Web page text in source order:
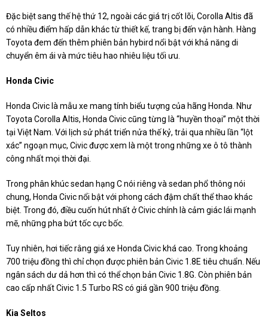
Đặc biệt sang thế hệ thứ 12, ngoài các giá trị cốt lõi, Corolla Altis đã
có nhiều điểm hấp dẫn khác từ thiết kế, trang bị đến vận hành. Hàng
Toyota đem đến thêm phiên bản hybird nổi bật với khả năng di
chuyển êm ái và mức tiêu hao nhiêu liệu tối ưu.
Honda Civic
Honda Civic là mẫu xe mang tính biểu tượng của hãng Honda. Như
Toyota Corolla Altis, Honda Civic cũng từng là “huyền thoại” một thời
tại Việt Nam. Với lịch sử phát triển nửa thế kỷ, trải qua nhiều lần “lột
xác” ngoạn mục, Civic được xem là một trong những xe ô tô thành
công nhất mọi thời đại.
Trong phân khúc sedan hạng C nói riêng và sedan phổ thông nói
chung, Honda Civic nổi bật với phong cách đậm chất thể thao khác
biệt. Trong đó, điều cuốn hút nhất ở Civic chính là cảm giác lái mạnh
mẽ, những pha bứt tốc cực bốc.
Tuy nhiên, hơi tiếc rằng giá xe Honda Civic khá cao. Trong khoảng
700 triệu đồng thì chỉ chọn được phiên bản Civic 1.8E tiêu chuẩn. Nếu
ngân sách dư dả hơn thì có thể chọn bản Civic 1.8G. Còn phiên bản
cao cấp nhất Civic 1.5 Turbo RS có giá gần 900 triệu đồng.
Kia Seltos